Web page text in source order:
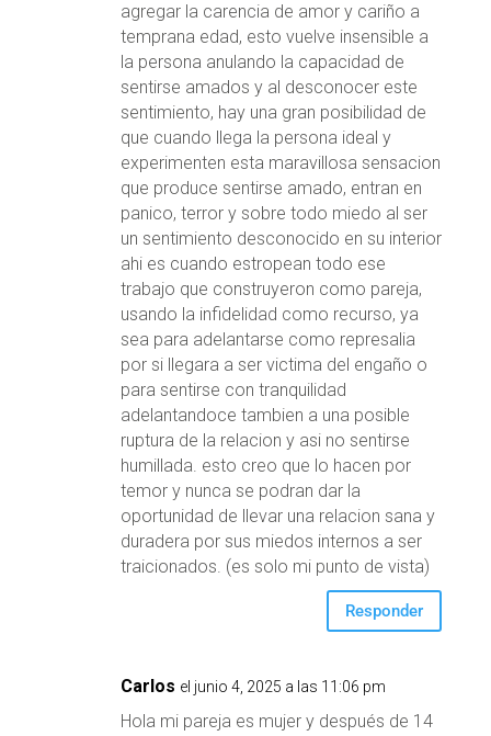
agregar la carencia de amor y cariño a
temprana edad, esto vuelve insensible a
la persona anulando la capacidad de
sentirse amados y al desconocer este
sentimiento, hay una gran posibilidad de
que cuando llega la persona ideal y
experimenten esta maravillosa sensacion
que produce sentirse amado, entran en
panico, terror y sobre todo miedo al ser
un sentimiento desconocido en su interior
ahi es cuando estropean todo ese
trabajo que construyeron como pareja,
usando la infidelidad como recurso, ya
sea para adelantarse como represalia
por si llegara a ser victima del engaño o
para sentirse con tranquilidad
adelantandoce tambien a una posible
ruptura de la relacion y asi no sentirse
humillada. esto creo que lo hacen por
temor y nunca se podran dar la
oportunidad de llevar una relacion sana y
duradera por sus miedos internos a ser
traicionados. (es solo mi punto de vista)
Responder
Carlos el junio 4, 2025 a las 11:06 pm
Hola mi pareja es mujer y después de 14